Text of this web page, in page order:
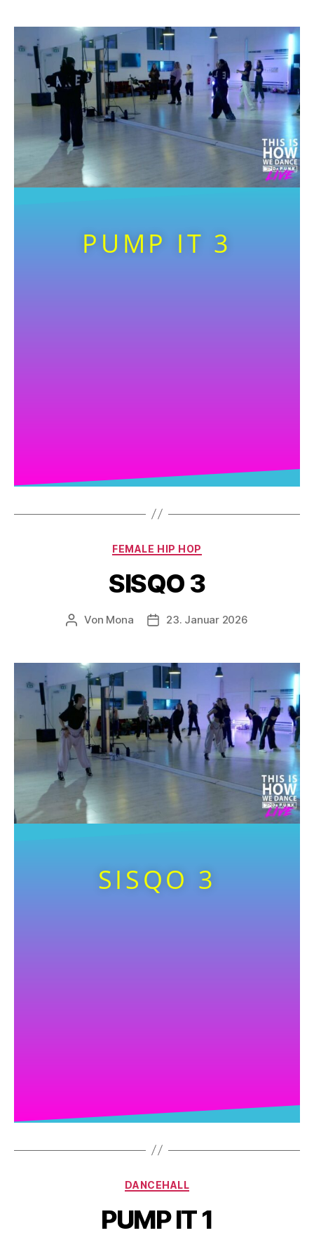
PUMP IT 3
FEMALE HIP HOP
SISQO 3
Von Mona 23. Januar 2026
SISQO 3
DANCEHALL
PUMP IT 1